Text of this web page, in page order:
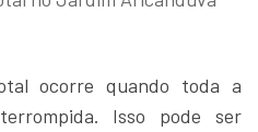
ocorre quando toda a
Isso pode ser